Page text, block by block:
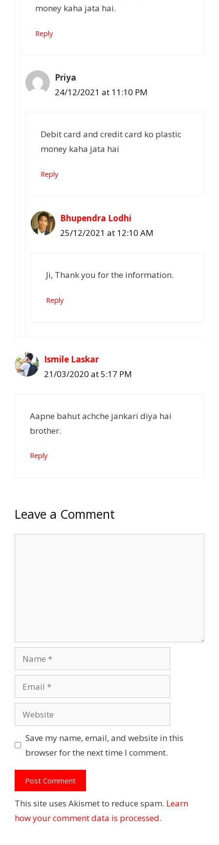
money kaha jata hai.
Reply
Priya
24/12/2021 at 11:10 PM
Debit card and credit card ko plastic
money kaha jata hai
Reply
Bhupendra Lodhi
25/12/2021 at 12:10 AM
Ji, Thank you for the information.
Reply
Ismile Laskar
21/03/2020 at 5:17 PM
Aapne bahut achche jankari diya hai
brother.
Reply
Leave a Comment
Name
Email
Website
Save my name, email, and website in this
browser for the next time I comment.
This site uses Akismet to reduce spam. Learn
how your comment data is processed.